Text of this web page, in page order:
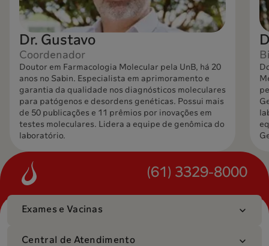
Dr. Gustavo
Coordenador
Doutor em Farmacologia Molecular pela UnB, há 20
anos no Sabin. Especialista em aprimoramento e
garantia da qualidade nos diagnósticos moleculares
para patógenos e desordens genéticas. Possui mais
de 50 publicações e 11 prêmios por inovações em
testes moleculares. Lidera a equipe de genômica do
laboratório.
(61) 3329-8000
Exames e Vacinas
Central de Atendimento